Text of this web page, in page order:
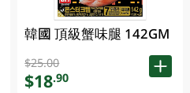
韓國 頂級蟹味腿 142GM
$25.00
$18.90